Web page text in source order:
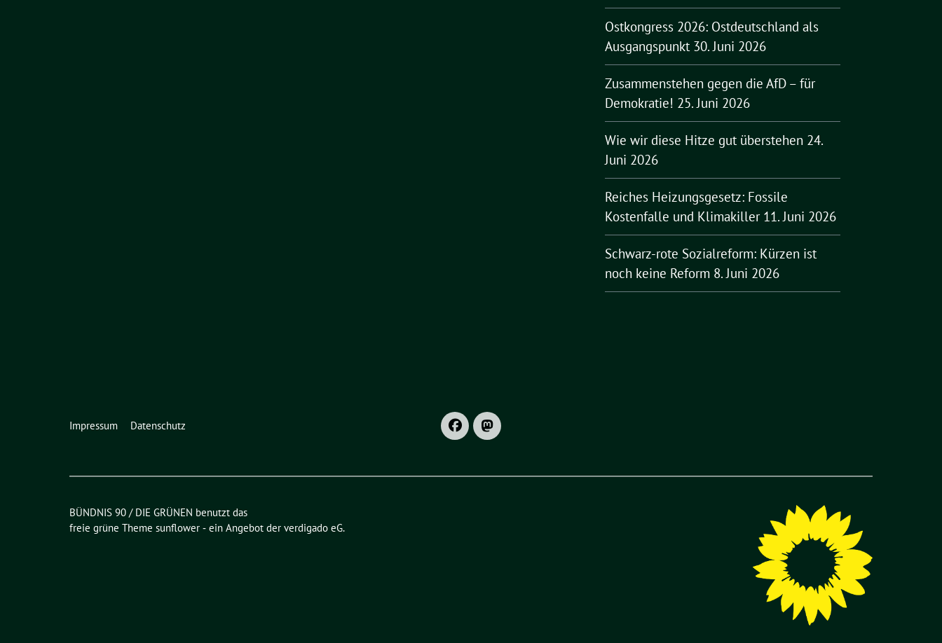
Ostkongress 2026: Ostdeutschland als
Ausgangspunkt 30. Juni 2026
Zusammenstehen gegen die AfD – für
Demokratie! 25. Juni 2026
Wie wir diese Hitze gut überstehen 24.
Juni 2026
Reiches Heizungsgesetz: Fossile
Kostenfalle und Klimakiller 11. Juni 2026
Schwarz-rote Sozialreform: Kürzen ist
noch keine Reform 8. Juni 2026
Impressum Datenschutz
BÜNDNIS 90 / DIE GRÜNEN benutzt das
freie grüne Theme sunflower ‐ ein Angebot der verdigado eG.